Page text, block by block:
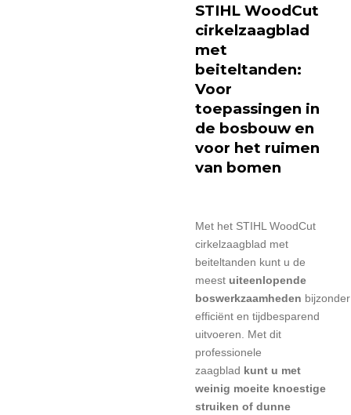
STIHL WoodCut
cirkelzaagblad
met
beiteltanden:
Voor
toepassingen in
de bosbouw en
voor het ruimen
van bomen
Met het STIHL WoodCut
cirkelzaagblad met
beiteltanden kunt u de
meest uiteenlopende
boswerkzaamheden bijzonder
efficiënt en tijdbesparend
uitvoeren.
Met dit
professionele
zaagblad kunt u met
weinig moeite knoestige
struiken of dunne